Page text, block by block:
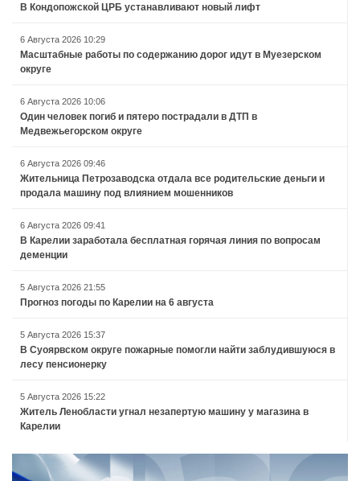
В Кондопожской ЦРБ устанавливают новый лифт
6 Августа 2026 10:29
Масштабные работы по содержанию дорог идут в Муезерском
округе
6 Августа 2026 10:06
Один человек погиб и пятеро пострадали в ДТП в
Медвежьегорском округе
6 Августа 2026 09:46
Жительница Петрозаводска отдала все родительские деньги и
продала машину под влиянием мошенников
6 Августа 2026 09:41
В Карелии заработала бесплатная горячая линия по вопросам
деменции
5 Августа 2026 21:55
Прогноз погоды по Карелии на 6 августа
5 Августа 2026 15:37
В Суоярвском округе пожарные помогли найти заблудившуюся в
лесу пенсионерку
5 Августа 2026 15:22
Житель Ленобласти угнал незапертую машину у магазина в
Карелии